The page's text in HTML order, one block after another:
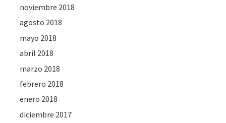
noviembre 2018
agosto 2018
mayo 2018
abril 2018
marzo 2018
febrero 2018
enero 2018
diciembre 2017